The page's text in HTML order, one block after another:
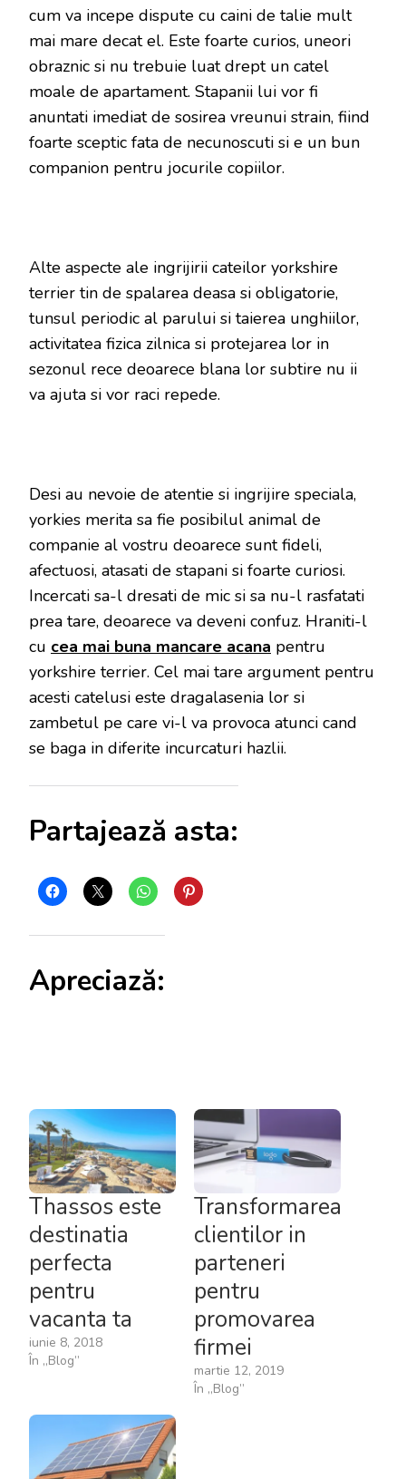
cum va incepe dispute cu caini de talie mult
mai mare decat el. Este foarte curios, uneori
obraznic si nu trebuie luat drept un catel
moale de apartament. Stapanii lui vor fi
anuntati imediat de sosirea vreunui strain, fiind
foarte sceptic fata de necunoscuti si e un bun
companion pentru jocurile copiilor.
Alte aspecte ale ingrijirii cateilor yorkshire
terrier tin de spalarea deasa si obligatorie,
tunsul periodic al parului si taierea unghiilor,
activitatea fizica zilnica si protejarea lor in
sezonul rece deoarece blana lor subtire nu ii
va ajuta si vor raci repede.
Desi au nevoie de atentie si ingrijire speciala,
yorkies merita sa fie posibilul animal de
companie al vostru deoarece sunt fideli,
afectuosi, atasati de stapani si foarte curiosi.
Incercati sa-l dresati de mic si sa nu-l rasfatati
prea tare, deoarece va deveni confuz. Hraniti-l
cu cea mai buna mancare acana pentru
yorkshire terrier. Cel mai tare argument pentru
acesti catelusi este dragalasenia lor si
zambetul pe care vi-l va provoca atunci cand
se baga in diferite incurcaturi hazlii.
Partajează asta:
Apreciază:
Thassos este
destinatia
perfecta
pentru
vacanta ta
iunie 8, 2018
În „Blog”
Transformarea
clientilor in
parteneri
pentru
promovarea
firmei
martie 12, 2019
În „Blog”